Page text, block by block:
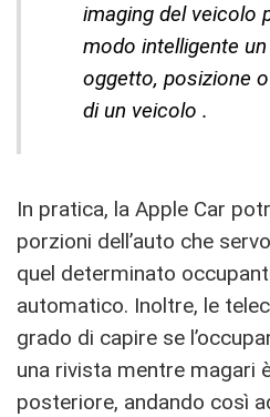
imaging del veicolo
modo intelligente
oggetto, posizione
di un veicolo .
In pratica, la Apple Car
porzioni dell’auto che
quel determinato
automatico. Inoltre, le
grado di capire se
una rivista mentre magari
posteriore, andando così